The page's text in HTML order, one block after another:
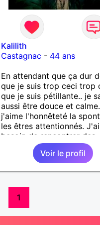
Kalilith
Castagnac - 44 ans
En attendant que ça dur
que je suis trop ceci trop
que je suis pétillante.. je
aussi être douce et
j'aime l'honnêteté la
les êtres attentionnés. J'ai
besoin de rencontrer des
hommes bien dans leur
leurs baskets car je
une femme à fort
les machos et les boss à
avis passez votre
contre les vrais hommes,
qui ont la force tranquille,
Voir le profil
1